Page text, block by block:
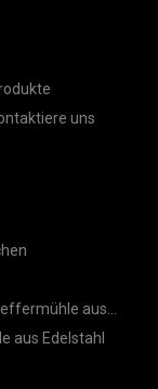
uns
aus
aus Edelstahl